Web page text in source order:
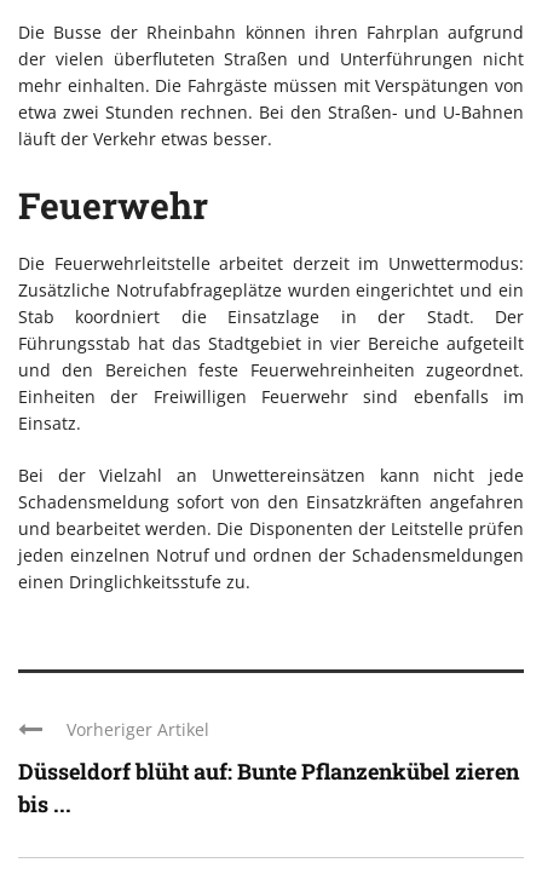
Die Busse der Rheinbahn können ihren Fahrplan aufgrund
der vielen überfluteten Straßen und Unterführungen nicht
mehr einhalten. Die Fahrgäste müssen mit Verspätungen von
etwa zwei Stunden rechnen. Bei den Straßen- und U-Bahnen
läuft der Verkehr etwas besser.
Feuerwehr
Die Feuerwehrleitstelle arbeitet derzeit im Unwettermodus:
Zusätzliche Notrufabfrageplätze wurden eingerichtet und ein
Stab koordniert die Einsatzlage in der Stadt. Der
Führungsstab hat das Stadtgebiet in vier Bereiche aufgeteilt
und den Bereichen feste Feuerwehreinheiten zugeordnet.
Einheiten der Freiwilligen Feuerwehr sind ebenfalls im
Einsatz.
Bei der Vielzahl an Unwettereinsätzen kann nicht jede
Schadensmeldung sofort von den Einsatzkräften angefahren
und bearbeitet werden. Die Disponenten der Leitstelle prüfen
jeden einzelnen Notruf und ordnen der Schadensmeldungen
einen Dringlichkeitsstufe zu.
Vorheriger Artikel
Düsseldorf blüht auf: Bunte Pflanzenkübel zieren
bis ...